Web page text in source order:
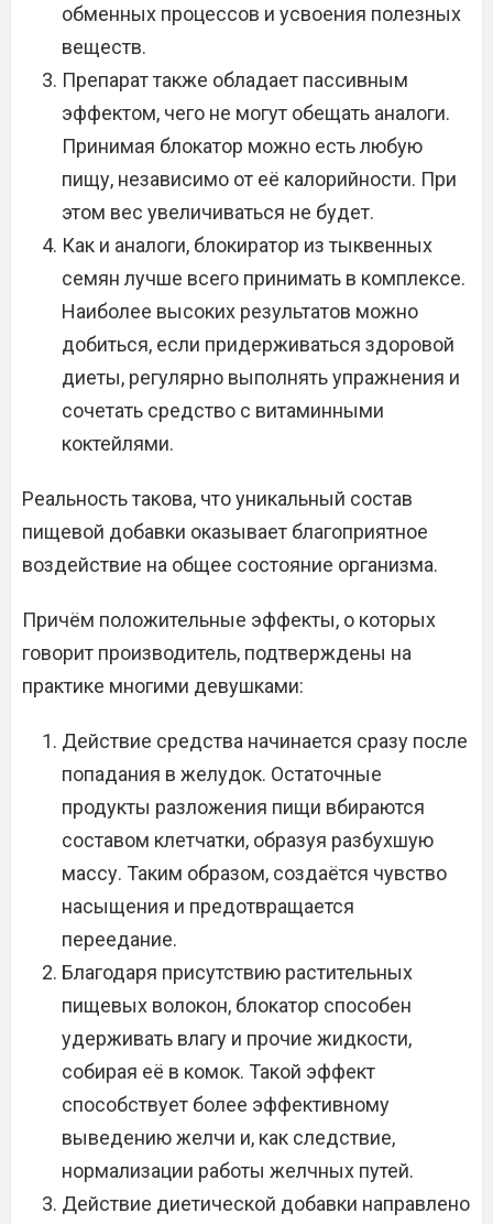
обменных процессов и усвоения полезных
веществ.
Препарат также обладает пассивным
эффектом, чего не могут обещать аналоги.
Принимая блокатор можно есть любую
пищу, независимо от её калорийности. При
этом вес увеличиваться не будет.
Как и аналоги, блокиратор из тыквенных
семян лучше всего принимать в комплексе.
Наиболее высоких результатов можно
добиться, если придерживаться здоровой
диеты, регулярно выполнять упражнения и
сочетать средство с витаминными
коктейлями.
Реальность такова, что уникальный состав
пищевой добавки оказывает благоприятное
воздействие на общее состояние организма.
Причём положительные эффекты, о которых
говорит производитель, подтверждены на
практике многими девушками:
Действие средства начинается сразу после
попадания в желудок. Остаточные
продукты разложения пищи вбираются
составом клетчатки, образуя разбухшую
массу. Таким образом, создаётся чувство
насыщения и предотвращается
переедание.
Благодаря присутствию растительных
пищевых волокон, блокатор способен
удерживать влагу и прочие жидкости,
собирая её в комок. Такой эффект
способствует более эффективному
выведению желчи и, как следствие,
нормализации работы желчных путей.
Действие диетической добавки направлено